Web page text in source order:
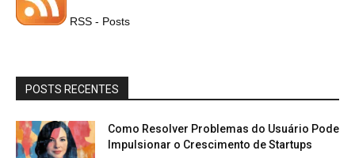
RSS - Posts
POSTS RECENTES
Como Resolver Problemas do Usuário Pode
Impulsionar o Crescimento de Startups